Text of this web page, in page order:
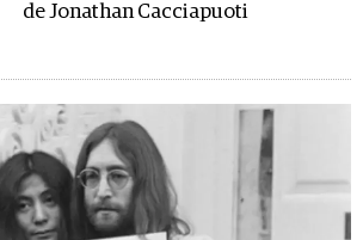
de Jonathan Cacciapuoti